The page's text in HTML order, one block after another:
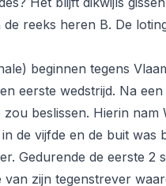
de reeks heren B. De
beginnen tegens
eerste wedstrijd. Na
beslissen. Hierin
de vijfde en de buit was
Gedurende de eerste 2
zijn tegenstrever